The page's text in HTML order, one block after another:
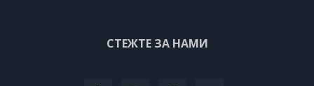
СТЕЖТЕ ЗА НАМИ